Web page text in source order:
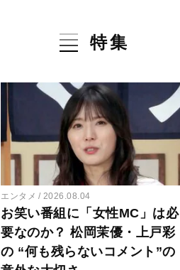
特集
エンタメ 2026.08.04
お笑い番組に「女性MC」は必
要なのか？ 松岡茉優・上戸彩
の “何も残らないコメント”の